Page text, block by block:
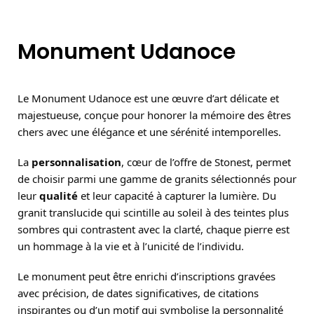
Monument Udanoce
Le Monument Udanoce est une œuvre d’art délicate et
majestueuse, conçue pour honorer la mémoire des êtres
chers avec une élégance et une sérénité intemporelles.
La personnalisation, cœur de l’offre de Stonest, permet
de choisir parmi une gamme de granits sélectionnés pour
leur qualité et leur capacité à capturer la lumière. Du
granit translucide qui scintille au soleil à des teintes plus
sombres qui contrastent avec la clarté, chaque pierre est
un hommage à la vie et à l’unicité de l’individu.
Le monument peut être enrichi d’inscriptions gravées
avec précision, de dates significatives, de citations
inspirantes ou d’un motif qui symbolise la personnalité